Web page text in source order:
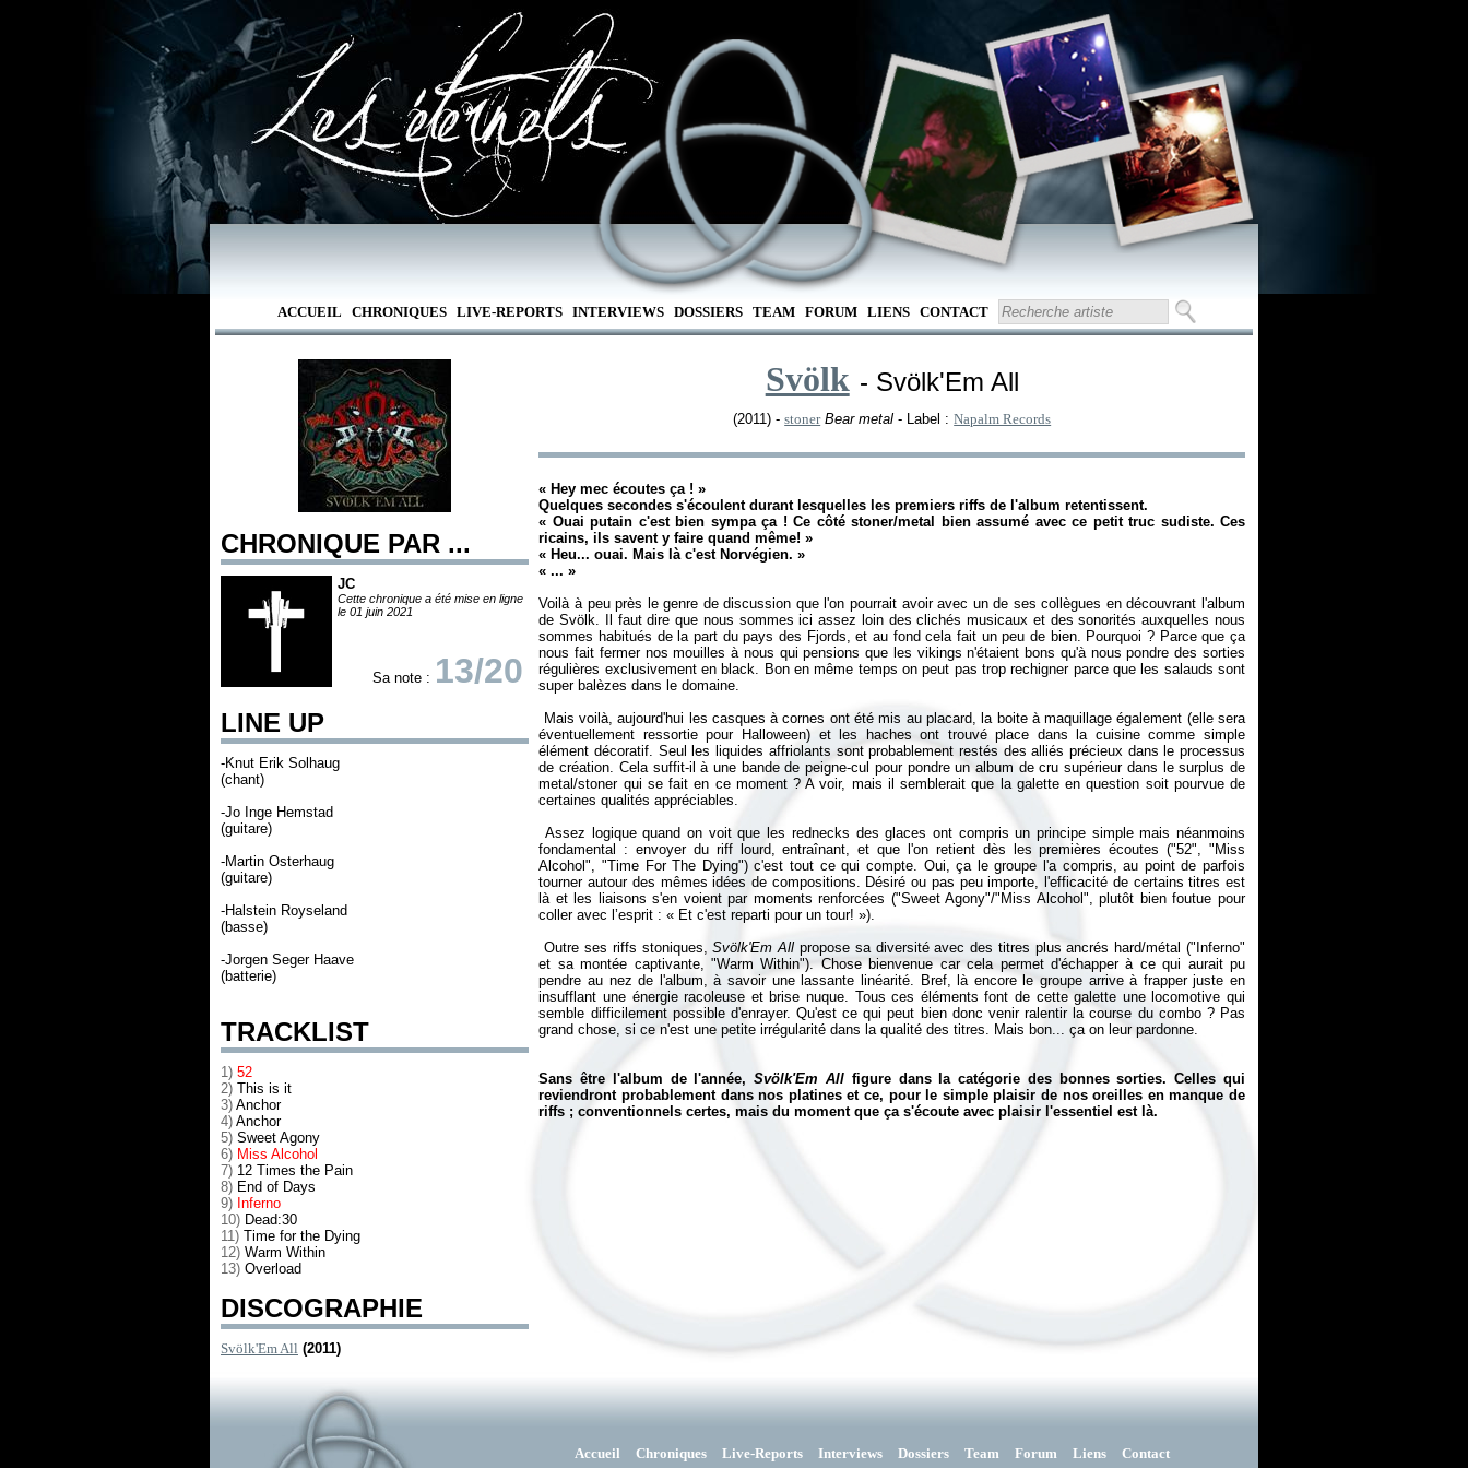
ACCUEIL CHRONIQUES LIVE-REPORTS INTERVIEWS DOSSIERS TEAM FORUM LIENS CONTACT
CHRONIQUE PAR ...
JC
Cette chronique a été mise en ligne
le 01 juin 2021
Sa note : 13/20
LINE UP
-Knut Erik Solhaug
(chant)
-Jo Inge Hemstad
(guitare)
-Martin Osterhaug
(guitare)
-Halstein Royseland
(basse)
-Jorgen Seger Haave
(batterie)
TRACKLIST
1) 52
2) This is it
3) Anchor
4) Anchor
5) Sweet Agony
6) Miss Alcohol
7) 12 Times the Pain
8) End of Days
9) Inferno
10) Dead:30
11) Time for the Dying
12) Warm Within
13) Overload
DISCOGRAPHIE
Svölk'Em All (2011)
Svölk - Svölk'Em All
(2011) -stoner Bear metal - Label :Napalm Records
« Hey mec écoutes ça ! »
Quelques secondes s'écoulent durant lesquelles les premiers riffs de l'album retentissent.
« Ouai putain c'est bien sympa ça ! Ce côté stoner/metal bien assumé avec ce petit truc sudiste. Ces
ricains, ils savent y faire quand même! »
« Heu... ouai. Mais là c'est Norvégien. »
« ... »
Voilà à peu près le genre de discussion que l'on pourrait avoir avec un de ses collègues en découvrant l'album
de Svölk. Il faut dire que nous sommes ici assez loin des clichés musicaux et des sonorités auxquelles nous
sommes habitués de la part du pays des Fjords, et au fond cela fait un peu de bien. Pourquoi ? Parce que ça
nous fait fermer nos mouilles à nous qui pensions que les vikings n'étaient bons qu'à nous pondre des sorties
régulières exclusivement en black. Bon en même temps on peut pas trop rechigner parce que les salauds sont
super balèzes dans le domaine.
Mais voilà, aujourd'hui les casques à cornes ont été mis au placard, la boite à maquillage également (elle sera
éventuellement ressortie pour Halloween) et les haches ont trouvé place dans la cuisine comme simple
élément décoratif. Seul les liquides affriolants sont probablement restés des alliés précieux dans le processus
de création. Cela suffit-il à une bande de peigne-cul pour pondre un album de cru supérieur dans le surplus de
metal/stoner qui se fait en ce moment ? A voir, mais il semblerait que la galette en question soit pourvue de
certaines qualités appréciables.
Assez logique quand on voit que les rednecks des glaces ont compris un principe simple mais néanmoins
fondamental : envoyer du riff lourd, entraînant, et que l'on retient dès les premières écoutes ("52", "Miss
Alcohol", "Time For The Dying") c'est tout ce qui compte. Oui, ça le groupe l'a compris, au point de parfois
tourner autour des mêmes idées de compositions. Désiré ou pas peu importe, l'efficacité de certains titres est
là et les liaisons s'en voient par moments renforcées ("Sweet Agony"/"Miss Alcohol", plutôt bien foutue pour
coller avec l’esprit : « Et c'est reparti pour un tour! »).
Outre ses riffs stoniques,Svölk'Em All propose sa diversité avec des titres plus ancrés hard/métal ("Inferno"
et sa montée captivante, "Warm Within"). Chose bienvenue car cela permet d'échapper à ce qui aurait pu
pendre au nez de l'album, à savoir une lassante linéarité. Bref, là encore le groupe arrive à frapper juste en
insufflant une énergie racoleuse et brise nuque. Tous ces éléments font de cette galette une locomotive qui
semble difficilement possible d'enrayer. Qu'est ce qui peut bien donc venir ralentir la course du combo ? Pas
grand chose, si ce n'est une petite irrégularité dans la qualité des titres. Mais bon... ça on leur pardonne.
Sans être l'album de l'année,Svölk'Em All figure dans la catégorie des bonnes sorties. Celles qui
reviendront probablement dans nos platines et ce, pour le simple plaisir de nos oreilles en manque de
riffs ; conventionnels certes, mais du moment que ça s'écoute avec plaisir l'essentiel est là.
Accueil Chroniques Live-Reports Interviews Dossiers Team Forum Liens Contact